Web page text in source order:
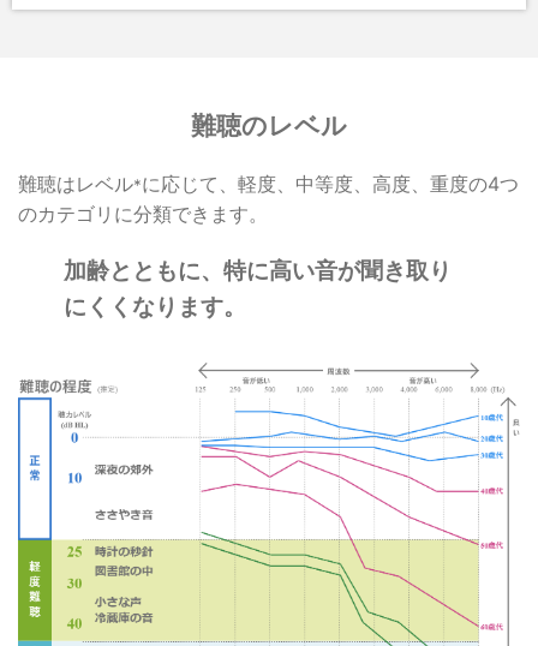
難聴のレベル
難聴はレベル*に応じて、軽度、中等度、高度、重度の4つ
のカテゴリに分類できます。
加齢とともに、特に高い音が聞き取り
にくくなります。